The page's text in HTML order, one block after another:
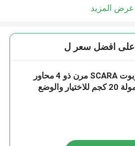
عرض المزيد
افضل سعر ل
روبوت SCARA مرن ذو 4 محاور
للاختيار والوضع